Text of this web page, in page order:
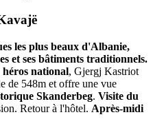
les plus beaux d'Albanie,
et ses bâtiments traditionnels.
national, Gjergj Kastriot
de 548m et offre une vue
Skanderbeg. Visite du
Retour à l'hôtel. Après-midi